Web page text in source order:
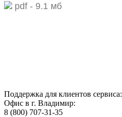
pdf - 9.1 мб
Поддержка для клиентов сервиса:
Офис в г. Владимир:
8 (800) 707-31-35